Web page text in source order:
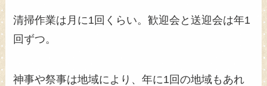
清掃作業は月に1回くらい。歓迎会と送迎会は年1
回ずつ。
神事や祭事は地域により、年に1回の地域もあれ